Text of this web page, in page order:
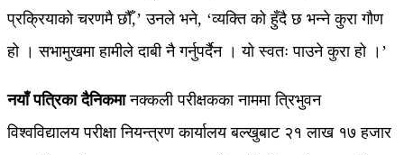
प्रक्रियाको चरणमै छौँ,’ उनले भने, ‘व्यक्ति को हुँदै छ भन्ने कुरा गौण
हो । सभामुखमा हामीले दाबी नै गर्नुपर्दैन । यो स्वतः पाउने कुरा हो ।’
नयाँ पत्रिका दैनिकमानक्कली परीक्षकका नाममा त्रिभुवन
विश्वविद्यालय परीक्षा नियन्त्रण कार्यालय बल्खुबाट २१ लाख १७ हजार